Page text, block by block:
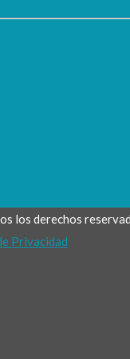
los derechos
Privacidad